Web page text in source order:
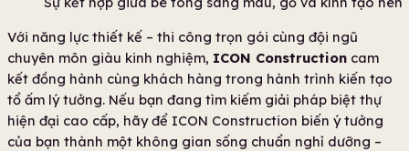
Với năng lực thiết kế – thi công trọn gói cùng đội ngũ
chuyên môn giàu kinh nghiệm, ICON Construction cam
kết đồng hành cùng khách hàng trong hành trình kiến tạo
tổ ấm lý tưởng. Nếu bạn đang tìm kiếm giải pháp biệt thự
hiện đại cao cấp, hãy để ICON Construction biến ý tưởng
của bạn thành một không gian sống chuẩn nghỉ dưỡng –